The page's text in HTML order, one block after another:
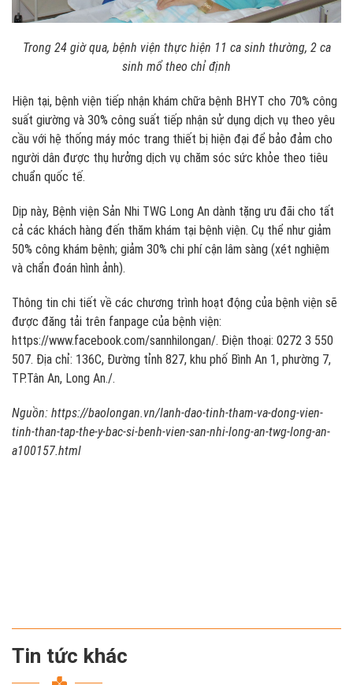
Trong 24 giờ qua, bệnh viện thực hiện 11 ca sinh thường, 2 ca
sinh mổ theo chỉ định
Hiện tại, bệnh viện tiếp nhận khám chữa bệnh BHYT cho 70% công
suất giường và 30% công suất tiếp nhận sử dụng dịch vụ theo yêu
cầu với hệ thống máy móc trang thiết bị hiện đại để bảo đảm cho
người dân được thụ hưởng dịch vụ chăm sóc sức khỏe theo tiêu
chuẩn quốc tế.
Dịp này, Bệnh viện Sản Nhi TWG Long An dành tặng ưu đãi cho tất
cả các khách hàng đến thăm khám tại bệnh viện. Cụ thể như giảm
50% công khám bệnh; giảm 30% chi phí cận lâm sàng (xét nghiệm
và chẩn đoán hình ảnh).
Thông tin chi tiết về các chương trình hoạt động của bệnh viện sẽ
được đăng tải trên fanpage của bệnh viện:
https://www.facebook.com/sannhilongan/. Điện thoại: 0272 3 550
507. Địa chỉ: 136C, Đường tỉnh 827, khu phố Bình An 1, phường 7,
TP.Tân An, Long An./.
Nguồn: https://baolongan.vn/lanh-dao-tinh-tham-va-dong-vien-
tinh-than-tap-the-y-bac-si-benh-vien-san-nhi-long-an-twg-long-an-
a100157.html
Tin tức khác